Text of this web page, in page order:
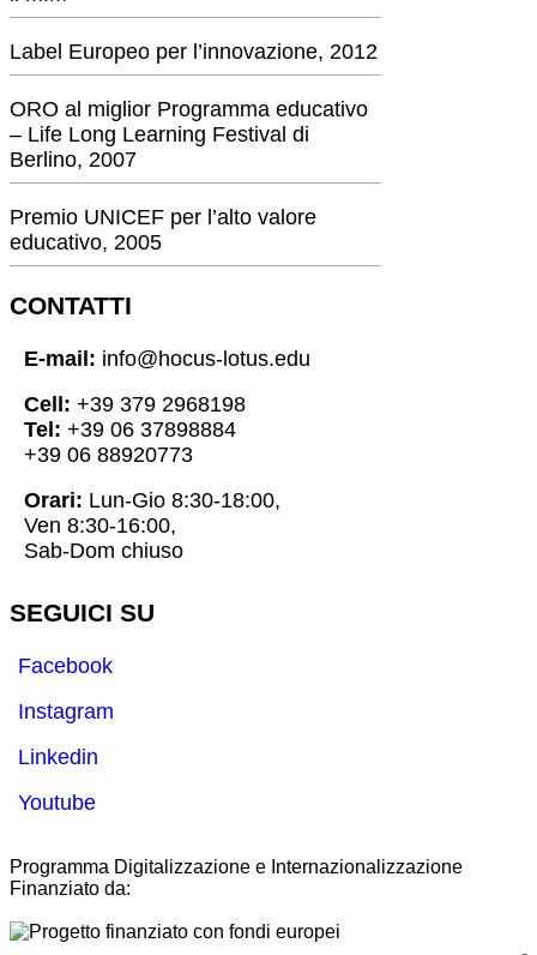
Label Europeo per l’innovazione, 2012
ORO al miglior Programma educativo
– Life Long Learning Festival di
Berlino, 2007
Premio UNICEF per l’alto valore
educativo, 2005
CONTATTI
E-mail: info@hocus-lotus.edu
Cell: +39 379 2968198
Tel: +39 06 37898884
+39 06 88920773
Orari: Lun-Gio 8:30-18:00,
Ven 8:30-16:00,
Sab-Dom chiuso
SEGUICI SU
Facebook
Instagram
Linkedin
Youtube
Programma Digitalizzazione e Internazionalizzazione
Finanziato da: